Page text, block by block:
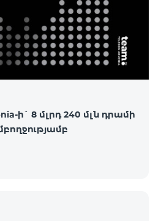
ի` 8 մլրդ 240 մլն դրամի